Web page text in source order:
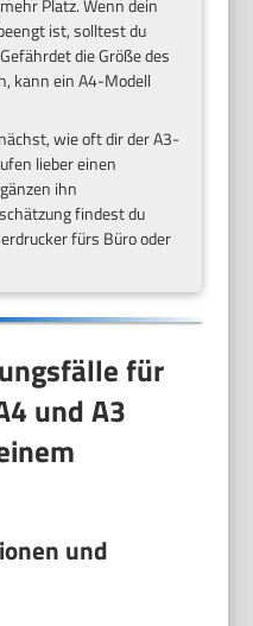
ist, solltest du
die Größe des
kann ein A4-Modell
wie oft dir der A3-
lieber einen
ihn
findest du
fürs Büro oder
für
und A3
und